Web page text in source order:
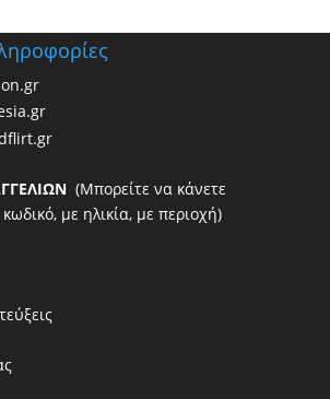
(Μπορείτε να κάνετε
με ηλικία, με περιοχή)